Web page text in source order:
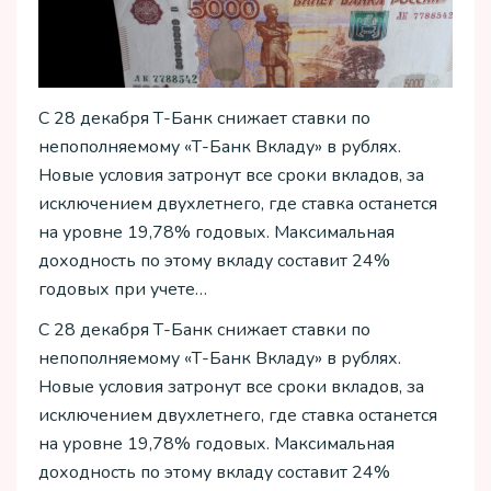
С 28 декабря Т-Банк снижает ставки по
непополняемому «Т-Банк Вкладу» в рублях.
Новые условия затронут все сроки вкладов, за
исключением двухлетнего, где ставка останется
на уровне 19,78% годовых. Максимальная
доходность по этому вкладу составит 24%
годовых при учете…
С 28 декабря Т-Банк снижает ставки по
непополняемому «Т-Банк Вкладу» в рублях.
Новые условия затронут все сроки вкладов, за
исключением двухлетнего, где ставка останется
на уровне 19,78% годовых. Максимальная
доходность по этому вкладу составит 24%